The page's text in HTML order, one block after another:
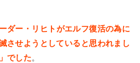
ダー・リヒトがエルフ復活の為に
させようとしていると思われまし
でした。